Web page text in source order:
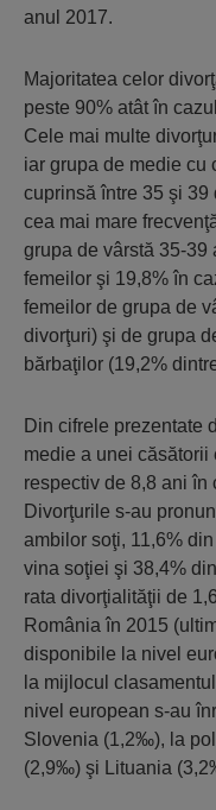
anul 2017.
Majoritatea celor
peste 90% atât în
Cele mai multe
iar grupa de medie cu
cuprinsă între 35 şi 39
cea mai mare
grupa de vârstă 35-39
femeilor şi 19,8% în
femeilor de grupa de
divorţuri) şi de grupa
bărbaţilor (19,2%
Din cifrele prezentate
medie a unei căsătorii
respectiv de 8,8 ani în
Divorţurile s-au
ambilor soţi, 11,6%
vina soţiei şi 38,4%
rata divorţialităţii de
România în 2015
disponibile la nivel
la mijlocul
nivel european s-au
Slovenia (1,2‰), la
(2,9‰) şi Lituania